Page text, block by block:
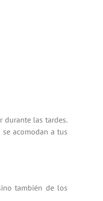
durante las tardes.
acomodan a tus
también de los